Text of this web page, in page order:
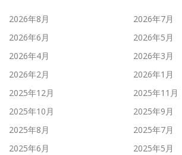
2026年8月
2026年7月
2026年6月
2026年5月
2026年4月
2026年3月
2026年2月
2026年1月
2025年12月
2025年11月
2025年10月
2025年9月
2025年8月
2025年7月
2025年6月
2025年5月